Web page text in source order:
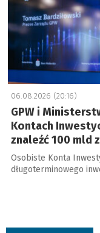
06.08.2026 (20:16)
GPW i
Kontach
znaleźć 100 mld
Osobiste Konta
długoterminowego